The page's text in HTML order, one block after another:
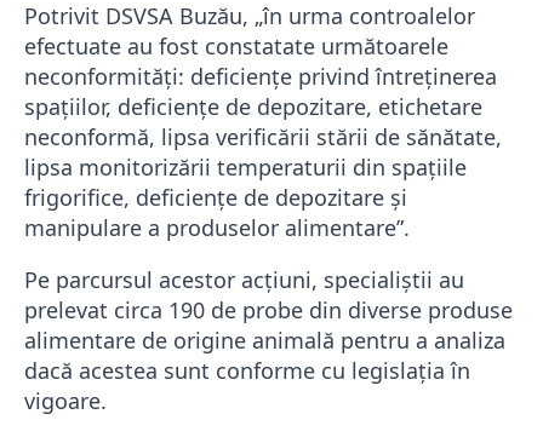
Potrivit DSVSA Buzău, „în urma controalelor
efectuate au fost constatate următoarele
neconformităţi: deficienţe privind întreţinerea
spaţiilor, deficienţe de depozitare, etichetare
neconformă, lipsa verificării stării de sănătate,
lipsa monitorizării temperaturii din spaţiile
frigorifice, deficienţe de depozitare şi
manipulare a produselor alimentare”.
Pe parcursul acestor acțiuni, specialiștii au
prelevat circa 190 de probe din diverse produse
alimentare de origine animală pentru a analiza
dacă acestea sunt conforme cu legislația în
vigoare.